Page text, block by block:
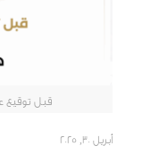
قبل توقيع
أبريل 30, 2025